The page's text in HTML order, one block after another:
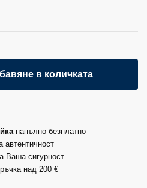
в количката
напълно безплатно
автентичност
Ваша сигурност
над 200 €